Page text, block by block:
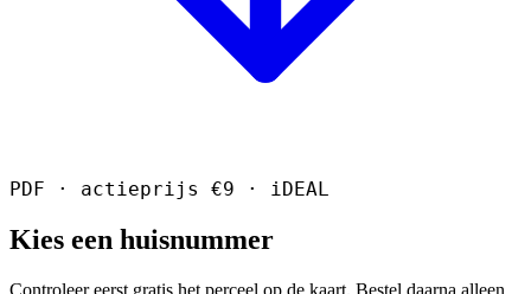
PDF · actieprijs €9 · iDEAL
Kies een huisnummer
Controleer eerst gratis het perceel op de kaart. Bestel daarna alleen